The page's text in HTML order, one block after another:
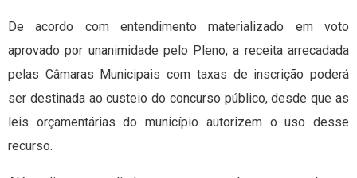
De acordo com entendimento materializado em voto
aprovado por unanimidade pelo Pleno, a receita arrecadada
pelas Câmaras Municipais com taxas de inscrição poderá
ser destinada ao custeio do concurso público, desde que as
leis orçamentárias do município autorizem o uso desse
recurso.